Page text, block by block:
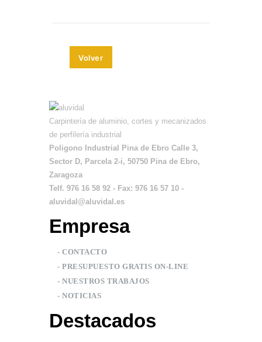
Volver
Carpintería de aluminio, cortes y mecanizados
de perfilería industrial
Poligono Industrial Pina de Ebro Calle 3,
Sector D, Parcela 2-i, 50750 Pina de Ebro,
Zaragoza
Telf. 976 16 58 92 - Fax: 976 16 57 10 -
aluvidal@aluvidal.es
Empresa
-CONTACTO
-PRESUPUESTO GRATIS ON-LINE
-NUESTROS TRABAJOS
-NOTICIAS
Destacados